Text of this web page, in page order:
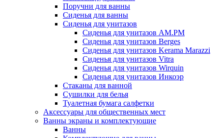
Поручни для ванны
Сиденья для ванны
Сиденья для унитазов
Сиденья для унитазов AM.PM
Сиденья для унитазов Berges
Сиденья для унитазов Kerama Marazzi
Сиденья для унитазов Vitra
Сиденья для унитазов Wirquin
Сиденья для унитазов Инкоэр
Стаканы для ванной
Сушилки для белья
Туалетная бумага салфетки
Аксессуары для общественных мест
Ванны экраны и комплектующие
Ванны